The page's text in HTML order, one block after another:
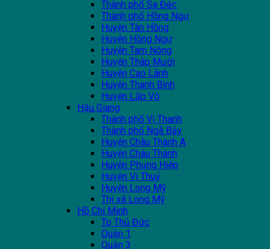
Thành phố Sa Đéc
Thành phố Hồng Ngự
Huyện Tân Hồng
Huyện Hồng Ngự
Huyện Tam Nông
Huyện Tháp Mười
Huyện Cao Lãnh
Huyện Thanh Bình
Huyện Lấp Vò
Hậu Giang
Thành phố Vị Thanh
Thành phố Ngã Bảy
Huyện Châu Thành A
Huyện Châu Thành
Huyện Phụng Hiệp
Huyện Vị Thuỷ
Huyện Long Mỹ
Thị xã Long Mỹ
Hồ Chí Minh
Tp Thủ Đức
Quận 1
Quận 3